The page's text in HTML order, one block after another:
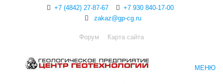
+7 (4842) 27-87-67
+7 930 840-17-00
zakaz@gp-cg.ru
Форум Карта сайта
МЕНЮ